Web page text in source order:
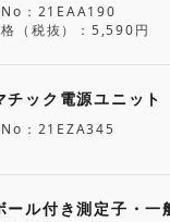
21EAA190
（税抜）
5,590円
チック電源ユニット
21EZA345
ール付き測定子・一